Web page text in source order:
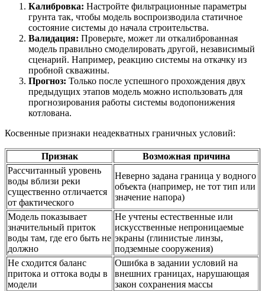
Калибровка: Настройте фильтрационные параметры
грунта так, чтобы модель воспроизводила статичное
состояние системы до начала строительства.
Валидация: Проверьте, может ли откалиброванная
модель правильно смоделировать другой, независимый
сценарий. Например, реакцию системы на откачку из
пробной скважины.
Прогноз: Только после успешного прохождения двух
предыдущих этапов модель можно использовать для
прогнозирования работы системы водопонижения
котлована.
Косвенные признаки неадекватных граничных условий:
Признак
Возможная причина
Рассчитанный уровень
воды вблизи реки
существенно отличается
от фактического
Неверно задана граница у водного
объекта (например, не тот тип или
значение напора)
Модель показывает
значительный приток
воды там, где его быть не
должно
Не учтены естественные или
искусственные непроницаемые
экраны (глинистые линзы,
подземные сооружения)
Не сходится баланс
притока и оттока воды в
модели
Ошибка в задании условий на
внешних границах, нарушающая
закон сохранения массы